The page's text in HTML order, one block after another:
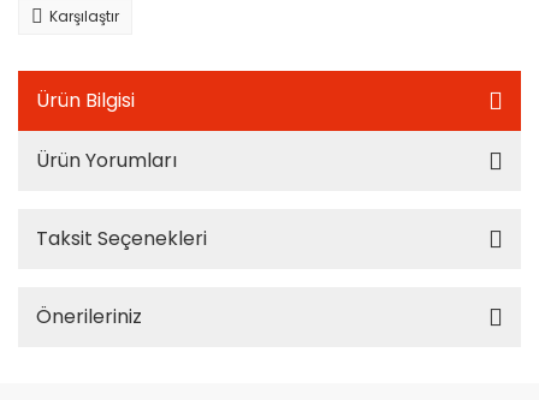
Karşılaştır
Ürün Bilgisi
Ürün Yorumları
Taksit Seçenekleri
Önerileriniz